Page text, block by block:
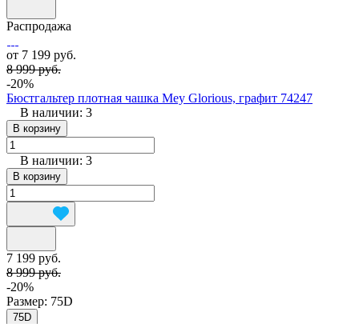
Распродажа
от 7 199 руб.
8 999 руб.
-20%
Бюстгальтер плотная чашка Mey Glorious, графит 74247
В наличии: 3
В корзину
В наличии: 3
В корзину
7 199 руб.
8 999 руб.
-20%
Размер: 75D
75D